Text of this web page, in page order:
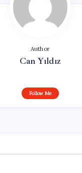
Author
Can Yıldız
Follow Me